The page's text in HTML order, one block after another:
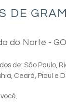
DE
do Norte - GO
de: São Paulo,
Ceará, Piauí e